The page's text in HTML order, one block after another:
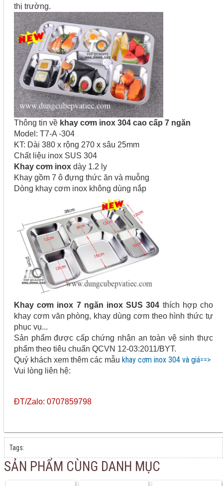
thị trường.
Thông tin về khay cơm inox 304 cao cấp 7 ngăn
Model: T7-A -304
KT: Dài 380 x rộng 270 x sâu 25mm
Chất liệu inox SUS 304
Khay cơm inox dày 1.2 ly
Khay gồm 7 ô đựng thức ăn và muỗng
Dòng khay cơm inox không dùng nắp
Khay cơm inox 7 ngăn inox SUS 304 thích hợp cho
khay cơm văn phòng, khay dùng cơm theo hình thức tự
phục vụ...
Sản phẩm được cấp chứng nhận an toàn vệ sinh thực
phẩm theo tiêu chuẩn QCVN 12-03:2011/BYT.
Quý khách xem thêm các mẫu khay cơm inox 304 và giá==>
Vui lòng liên hệ:
ĐT/Zalo: 0707859798
Tags:
SẢN PHẨM CÙNG DANH MỤC